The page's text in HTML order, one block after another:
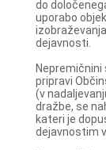
do
uporabo
dejavnosti.
pripravi
(v
dražbe, se
kateri je
dejavnostim